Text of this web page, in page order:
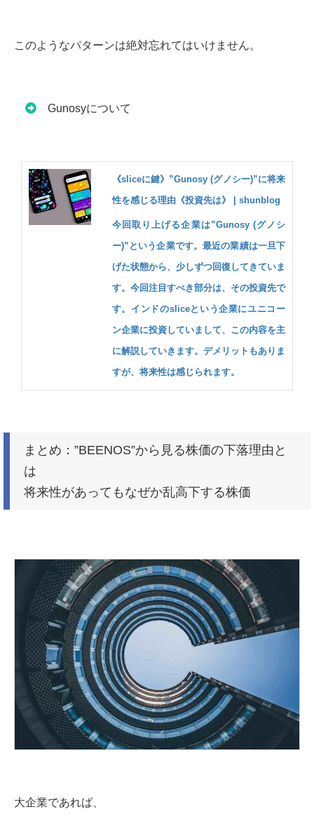
このようなパターンは絶対忘れてはいけません。
Gunosyについて
《sliceに鍵》”Gunosy (グノシー)”に将来
性を感じる理由《投資先は》 | shunblog
今回取り上げる企業は”Gunosy (グノシ
ー)”という企業です。最近の業績は一旦下
げた状態から、少しずつ回復してきていま
す。今回注目すべき部分は、その投資先で
す。インドのsliceという企業にユニコー
ン企業に投資していまして、この内容を主
に解説していきます。デメリットもありま
すが、将来性は感じられます。
まとめ：”BEENOS”から見る株価の下落理由と
は
将来性があってもなぜか乱高下する株価
大企業であれば、